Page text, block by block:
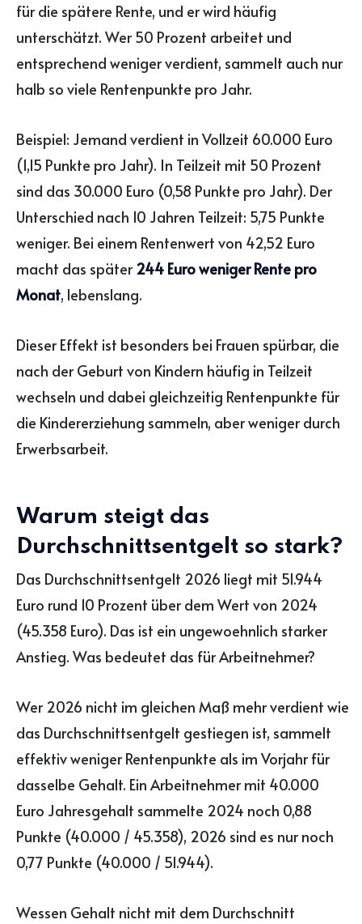
für die spätere Rente, und er wird häufig
unterschätzt. Wer 50 Prozent arbeitet und
entsprechend weniger verdient, sammelt auch nur
halb so viele Rentenpunkte pro Jahr.
Beispiel: Jemand verdient in Vollzeit 60.000 Euro
(1,15 Punkte pro Jahr). In Teilzeit mit 50 Prozent
sind das 30.000 Euro (0,58 Punkte pro Jahr). Der
Unterschied nach 10 Jahren Teilzeit: 5,75 Punkte
weniger. Bei einem Rentenwert von 42,52 Euro
macht das später244 Euro weniger Rente pro
Monat, lebenslang.
Dieser Effekt ist besonders bei Frauen spürbar, die
nach der Geburt von Kindern häufig in Teilzeit
wechseln und dabei gleichzeitig Rentenpunkte für
die Kindererziehung sammeln, aber weniger durch
Erwerbsarbeit.
Warum steigt das
Durchschnittsentgelt so stark?
Das Durchschnittsentgelt 2026 liegt mit 51.944
Euro rund 10 Prozent über dem Wert von 2024
(45.358 Euro). Das ist ein ungewoehnlich starker
Anstieg. Was bedeutet das für Arbeitnehmer?
Wer 2026 nicht im gleichen Maß mehr verdient wie
das Durchschnittsentgelt gestiegen ist, sammelt
effektiv weniger Rentenpunkte als im Vorjahr für
dasselbe Gehalt. Ein Arbeitnehmer mit 40.000
Euro Jahresgehalt sammelte 2024 noch 0,88
Punkte (40.000 / 45.358), 2026 sind es nur noch
0,77 Punkte (40.000 / 51.944).
Wessen Gehalt nicht mit dem Durchschnitt